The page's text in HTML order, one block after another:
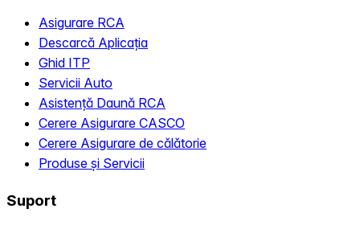
Asigurare RCA
Descarcă Aplicația
Ghid ITP
Servicii Auto
Asistență Daună RCA
Cerere Asigurare CASCO
Cerere Asigurare de călătorie
Produse și Servicii
Suport